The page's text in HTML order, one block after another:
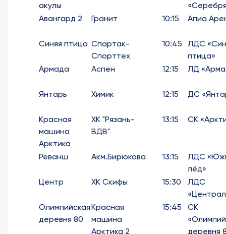
акулы
Авангард 2
Гранит 10:15 Апиа
Синяя птица Спартак-
Спорттех
10:45
ЛДС
птица»
Армада
Аспен 12:15 ЛД
Янтарь Химик 12:15 ДС
Красная
машина
Арктика
ХК "Рязань-
ВДВ"
13:15 СК
Реванш Акм.Бирюкова 13:15
ЛДС
лёд»
Центр
ХК Скифы 15:30
ЛДС
Олимпийская
деревня 80
Красная
машина
Арктика 2
15:45
СК
деревня